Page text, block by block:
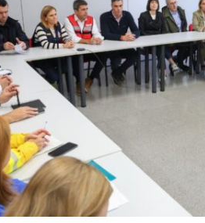
en la investigación arqueológica